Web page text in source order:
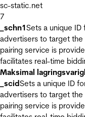
sc-static.net
7
_schn1Sets a unique
advertisers to target the
pairing service is
facilitates real-time
Maksimal
_scidSets a unique ID
advertisers to target the
pairing service is